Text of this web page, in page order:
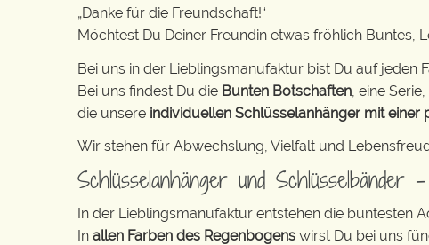
„Danke für die Freundschaft!“
Möchtest Du Deiner Freundin etwas fröhlich Buntes,
Bei uns in der Lieblingsmanufaktur bist Du auf jeden
Bei uns findest Du die Bunten Botschaften , eine Serie,
die unsere individuellen Schlüsselanhänger mit einer
Wir stehen für Abwechslung, Vielfalt und
Schlüsselanhänger und
In der Lieblingsmanufaktur entstehen die buntesten
In allen Farben des Regenbogens wirst Du bei uns